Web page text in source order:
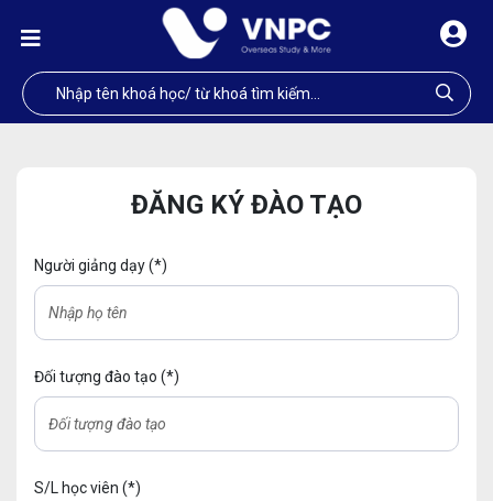
ĐĂNG KÝ ĐÀO TẠO
Người giảng dạy (*)
Đối tượng đào tạo (*)
S/L học viên (*)